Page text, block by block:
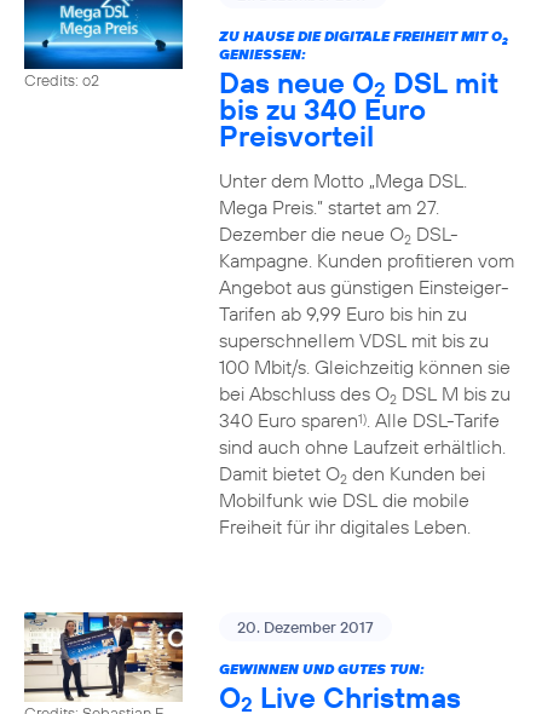
Credits: o2
ZU HAUSE DIE DIGITALE FREIHEIT MIT O2
GENIESSEN:
Das neue O2 DSL mit
bis zu 340 Euro
Preisvorteil
Unter dem Motto „Mega DSL.
Mega Preis.” startet am 27.
Dezember die neue O2DSL-
Kampagne. Kunden profitieren vom
Angebot aus günstigen Einsteiger-
Tarifen ab 9,99 Euro bis hin zu
superschnellem VDSL mit bis zu
100 Mbit/s. Gleichzeitig können sie
bei Abschluss des O2DSL M bis zu
340 Euro sparen1). Alle DSL-Tarife
sind auch ohne Laufzeit erhältlich.
Damit bietet O2den Kunden bei
Mobilfunk wie DSL die mobile
Freiheit für ihr digitales Leben.
20. Dezember 2017
GEWINNEN UND GUTES TUN:
O2 Live Christmas